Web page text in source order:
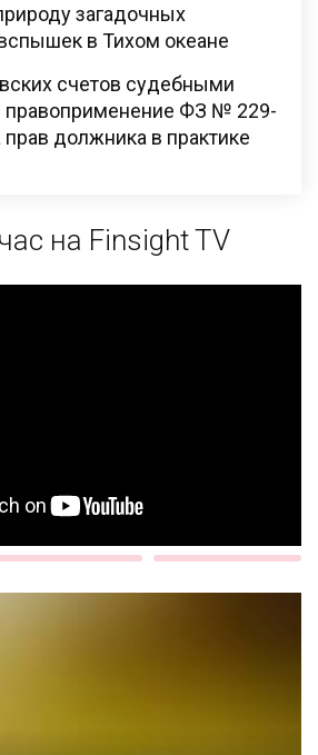
загадочных
в Тихом океане
счетов судебными
правоприменение ФЗ № 229-
должника в практике
на Finsight TV